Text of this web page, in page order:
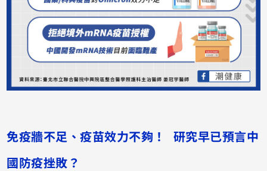
免疫牆不足、疫苗效力不夠！ 研究早已預言中
國防疫挫敗？